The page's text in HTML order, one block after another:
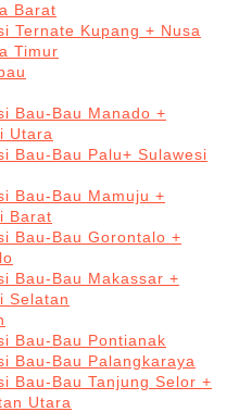
Barat
Ternate Kupang + Nusa
Timur
Bau-Bau Manado +
Utara
Bau-Bau Palu+ Sulawesi
Bau-Bau Mamuju +
Barat
Bau-Bau Gorontalo +
Bau-Bau Makassar +
Selatan
Bau-Bau Pontianak
Bau-Bau Palangkaraya
Bau-Bau Tanjung Selor +
Utara